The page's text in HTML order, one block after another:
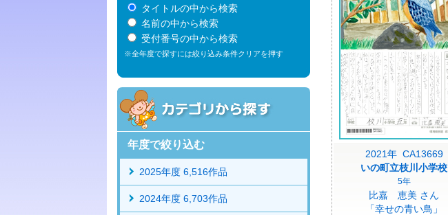
2021年 CA13669
いの町立枝川小学校
5年
比嘉 恵美 さん
「幸せの青い鳥」
タイトルの中から検索
名前の中から検索
受付番号の中から検索
※全年度で探すには絞り込み条件クリアを押す
年度で絞り込む
2025年度 6,516作品
2024年度 6,703作品